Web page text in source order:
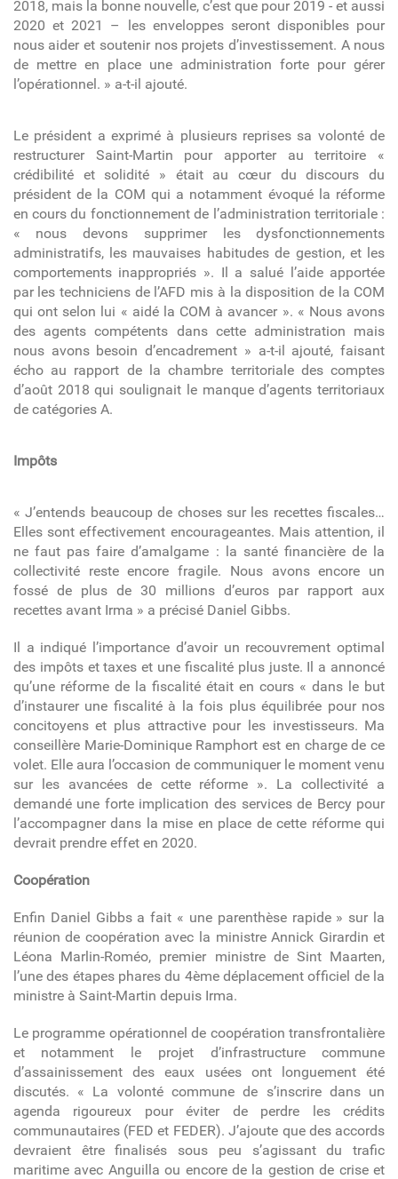
2018, mais la bonne nouvelle, c’est que pour 2019 - et aussi
2020 et 2021 – les enveloppes seront disponibles pour
nous aider et soutenir nos projets d’investissement. A nous
de mettre en place une administration forte pour gérer
l’opérationnel. » a-t-il ajouté.
Le président a exprimé à plusieurs reprises sa volonté de
restructurer Saint-Martin pour apporter au territoire «
crédibilité et solidité » était au cœur du discours du
président de la COM qui a notamment évoqué la réforme
en cours du fonctionnement de l’administration territoriale :
« nous devons supprimer les dysfonctionnements
administratifs, les mauvaises habitudes de gestion, et les
comportements inappropriés ». Il a salué l’aide apportée
par les techniciens de l’AFD mis à la disposition de la COM
qui ont selon lui « aidé la COM à avancer ». « Nous avons
des agents compétents dans cette administration mais
nous avons besoin d’encadrement » a-t-il ajouté, faisant
écho au rapport de la chambre territoriale des comptes
d’août 2018 qui soulignait le manque d’agents territoriaux
de catégories A.
Impôts
« J’entends beaucoup de choses sur les recettes fiscales…
Elles sont effectivement encourageantes. Mais attention, il
ne faut pas faire d’amalgame : la santé financière de la
collectivité reste encore fragile. Nous avons encore un
fossé de plus de 30 millions d’euros par rapport aux
recettes avant Irma » a précisé Daniel Gibbs.
Il a indiqué l’importance d’avoir un recouvrement optimal
des impôts et taxes et une fiscalité plus juste. Il a annoncé
qu’une réforme de la fiscalité était en cours « dans le but
d’instaurer une fiscalité à la fois plus équilibrée pour nos
concitoyens et plus attractive pour les investisseurs. Ma
conseillère Marie-Dominique Ramphort est en charge de ce
volet. Elle aura l’occasion de communiquer le moment venu
sur les avancées de cette réforme ». La collectivité a
demandé une forte implication des services de Bercy pour
l’accompagner dans la mise en place de cette réforme qui
devrait prendre effet en 2020.
Coopération
Enfin Daniel Gibbs a fait « une parenthèse rapide » sur la
réunion de coopération avec la ministre Annick Girardin et
Léona Marlin-Roméo, premier ministre de Sint Maarten,
l’une des étapes phares du 4èmedéplacement officiel de la
ministre à Saint-Martin depuis Irma.
Le programme opérationnel de coopération transfrontalière
et notamment le projet d’infrastructure commune
d’assainissement des eaux usées ont longuement été
discutés. « La volonté commune de s’inscrire dans un
agenda rigoureux pour éviter de perdre les crédits
communautaires (FED et FEDER). J’ajoute que des accords
devraient être finalisés sous peu s’agissant du trafic
maritime avec Anguilla ou encore de la gestion de crise et